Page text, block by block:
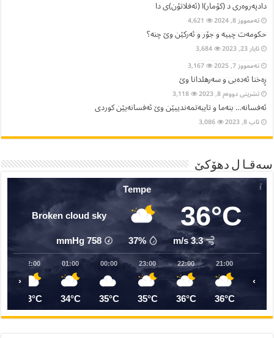
18:00
39°C
19:00
38°C
20:00
38°C
21:00
38°C
22:00
37°C
23:00
37°C